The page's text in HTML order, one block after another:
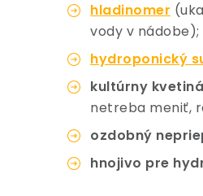
hladinomer
vody v nádobe);
hydroponický
kultúrny
netreba meniť,
ozdobný
hnojivo pre